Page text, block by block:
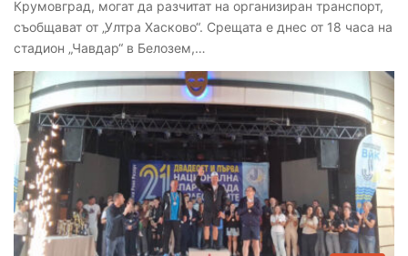
Крумовград, могат да разчитат на организиран транспорт,
съобщават от „Ултра Хасково“. Срещата е днес от 18 часа на
стадион „Чавдар“ в Белозем,…